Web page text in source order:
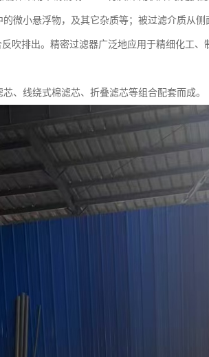
微小悬浮物，及其它杂质等；被过滤介质从
吹排出。精密过滤器广泛地应用于精细化工
、线绕式棉滤芯、折叠滤芯等组合配套而成。